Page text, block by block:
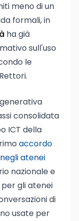
meno di un
formali, in
ha già
sull'uso
le
consolidata
ICT della
accordo
atenei
nazionale e
gli atenei
di
usate per